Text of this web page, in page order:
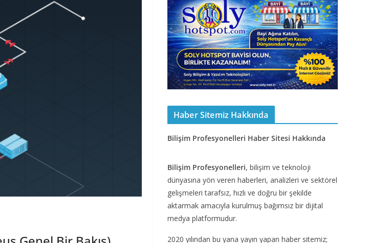
Haber Sitemiz Hakkında
Bilişim Profesyonelleri Haber Sitesi Hakkında
Bilişim Profesyonelleri, bilişim ve teknoloji
dünyasına yön veren haberleri, analizleri ve sektörel
gelişmeleri tarafsız, hızlı ve doğru bir şekilde
aktarmak amacıyla kurulmuş bağımsız bir dijital
medya platformudur.
2020 yılından bu yana yayın yapan haber sitemiz;